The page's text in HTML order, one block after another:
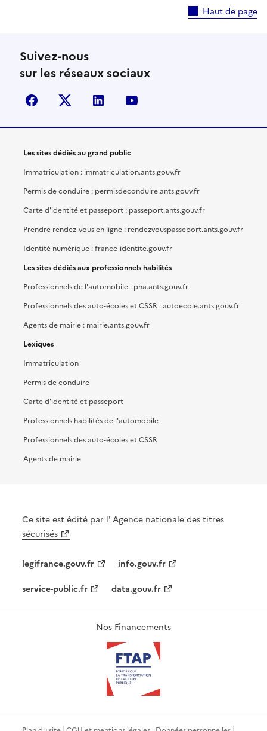
Haut de page
Suivez-nous
sur les réseaux sociaux
facebook X (anciennement Twitter)
linkedin
Les sites dédiés au grand public
Immatriculation : immatriculation.ants.gouv.fr
Permis de conduire : permisdeconduire.ants.gouv.fr
Carte d'identité et passeport : passeport.ants.gouv.fr
Prendre rendez-vous en ligne : rendezvouspasseport.ants.gouv.fr
Identité numérique : france-identite.gouv.fr
Les sites dédiés aux professionnels habilités
Professionnels de l'automobile : pha.ants.gouv.fr
Professionnels des auto-écoles et CSSR : autoecole.ants.gouv.fr
Agents de mairie : mairie.ants.gouv.fr
Lexiques
Immatriculation
Permis de conduire
Carte d'identité et passeport
Professionnels habilités de l'automobile
Professionnels des auto-écoles et CSSR
Agents de mairie
Ce site est édité par l'Agence nationale des titres
sécurisés
legifrance.gouv.fr
info.gouv.fr
service-public.fr
data.gouv.fr
Nos Financements